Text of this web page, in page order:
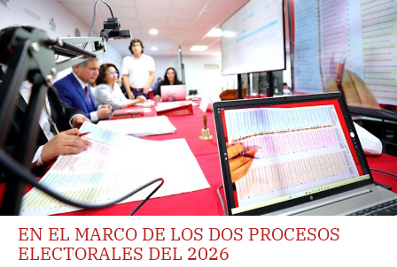
EN EL MARCO DE LOS DOS PROCESOS
ELECTORALES DEL 2026